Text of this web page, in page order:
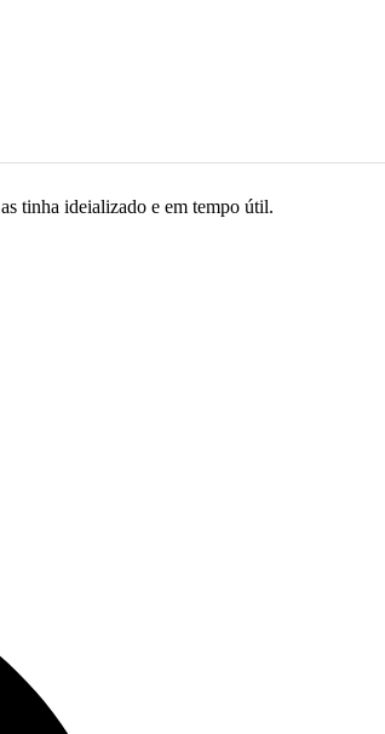
tinha ideializado e em tempo útil.